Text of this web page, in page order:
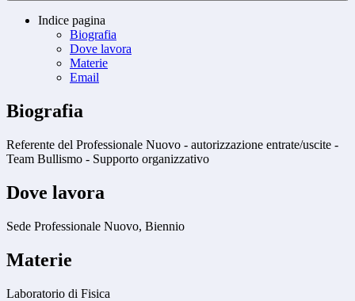
Indice pagina
Biografia
Dove lavora
Materie
Email
Biografia
Referente del Professionale Nuovo - autorizzazione entrate/uscite -
Team Bullismo - Supporto organizzativo
Dove lavora
Sede Professionale Nuovo, Biennio
Materie
Laboratorio di Fisica